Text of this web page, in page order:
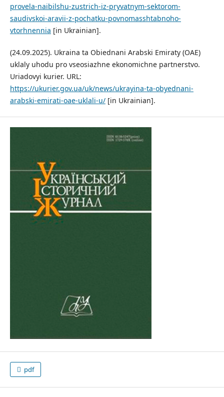
provela-naibilshu-zustrich-iz-pryvatnym-sektorom-
saudivskoi-aravii-z-pochatku-povnomasshtabnoho-
vtorhnennia [in Ukrainian].
(24.09.2025). Ukraina ta Obiednani Arabski Emiraty (OAE)
uklaly uhodu pro vseosiazhne ekonomichne partnerstvo.
Uriadovyi kurier. URL:
https://ukurier.gov.ua/uk/news/ukrayina-ta-obyednani-
arabski-emirati-oae-uklali-u/[in Ukrainian].
pdf